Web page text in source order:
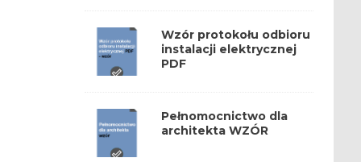
Wzór protokołu odbioru
instalacji elektrycznej
PDF
Pełnomocnictwo dla
architekta WZÓR